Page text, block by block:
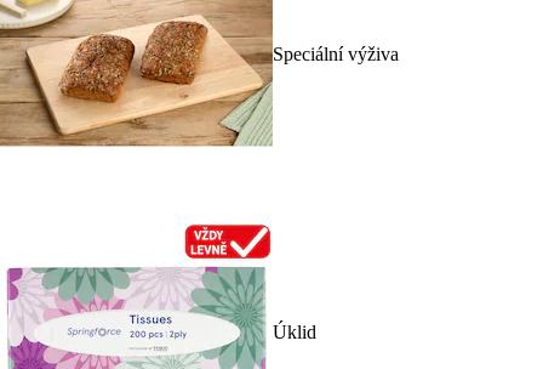
Speciální výživa
Úklid